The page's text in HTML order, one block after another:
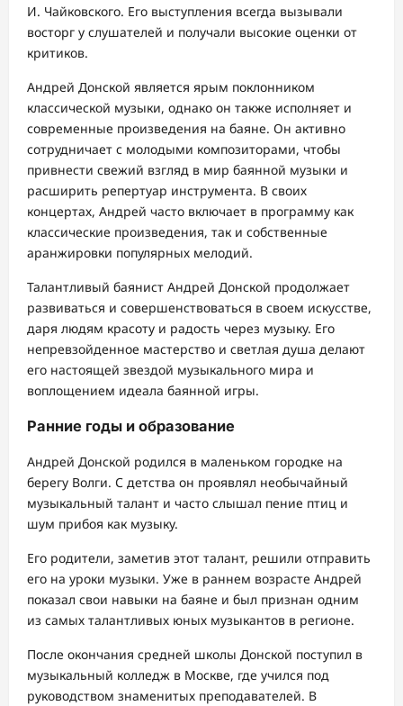
И. Чайковского. Его выступления всегда вызывали
восторг у слушателей и получали высокие оценки от
критиков.
Андрей Донской является ярым поклонником
классической музыки, однако он также исполняет и
современные произведения на баяне. Он активно
сотрудничает с молодыми композиторами, чтобы
привнести свежий взгляд в мир баянной музыки и
расширить репертуар инструмента. В своих
концертах, Андрей часто включает в программу как
классические произведения, так и собственные
аранжировки популярных мелодий.
Талантливый баянист Андрей Донской продолжает
развиваться и совершенствоваться в своем искусстве,
даря людям красоту и радость через музыку. Его
непревзойденное мастерство и светлая душа делают
его настоящей звездой музыкального мира и
воплощением идеала баянной игры.
Ранние годы и образование
Андрей Донской родился в маленьком городке на
берегу Волги. С детства он проявлял необычайный
музыкальный талант и часто слышал пение птиц и
шум прибоя как музыку.
Его родители, заметив этот талант, решили отправить
его на уроки музыки. Уже в раннем возрасте Андрей
показал свои навыки на баяне и был признан одним
из самых талантливых юных музыкантов в регионе.
После окончания средней школы Донской поступил в
музыкальный колледж в Москве, где учился под
руководством знаменитых преподавателей. В